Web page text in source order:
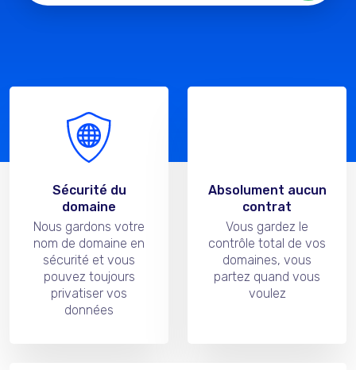
Sécurité du
domaine
Nous gardons votre
nom de domaine en
sécurité et vous
pouvez toujours
privatiser vos
données
Absolument aucun
contrat
Vous gardez le
contrôle total de vos
domaines, vous
partez quand vous
voulez